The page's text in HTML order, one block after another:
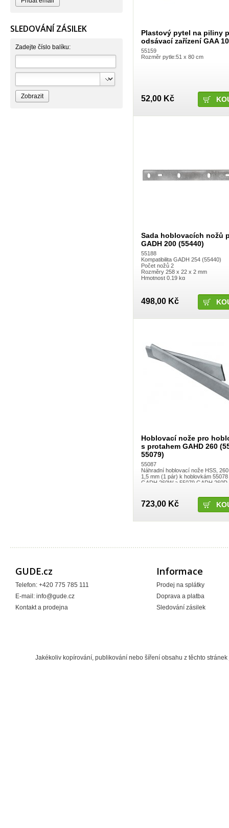
Plastový pytel na piliny
odsávací zařízení GAA
55159
Rozměr pytle:51 x 80 cm
52,00 Kč
Sada hoblovacích nožů
GADH 200 (55440)
55188
Kompatibilita GADH 254 (55440)
Počet nožů 2
Rozměry 258 x 22 x 2 mm
Hmotnost 0,19 kg
498,00 Kč
Hoblovací nože pro
s protahem GAHD 260
55079)
55087
Náhradní hoblovací nože HSS,
1,5 mm (1 pár) k hoblovkám 55078
GADH 260W a 55079 GADH 260D
723,00 Kč
SLEDOVÁNÍ ZÁSILEK
Zadejte číslo balíku:
GUDE.cz
Telefon: +420 775 785 111
E-mail: info@gude.cz
Kontakt a prodejna
Informace
Prodej na splátky
Doprava a platba
Sledování zásilek
Jakékoliv kopírování, publikování nebo šíření obsahu z těchto